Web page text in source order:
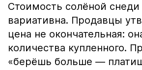
Стоимость солёной
вариативна. Продавцы
цена не окончательная:
количества купленного.
«берёшь больше —